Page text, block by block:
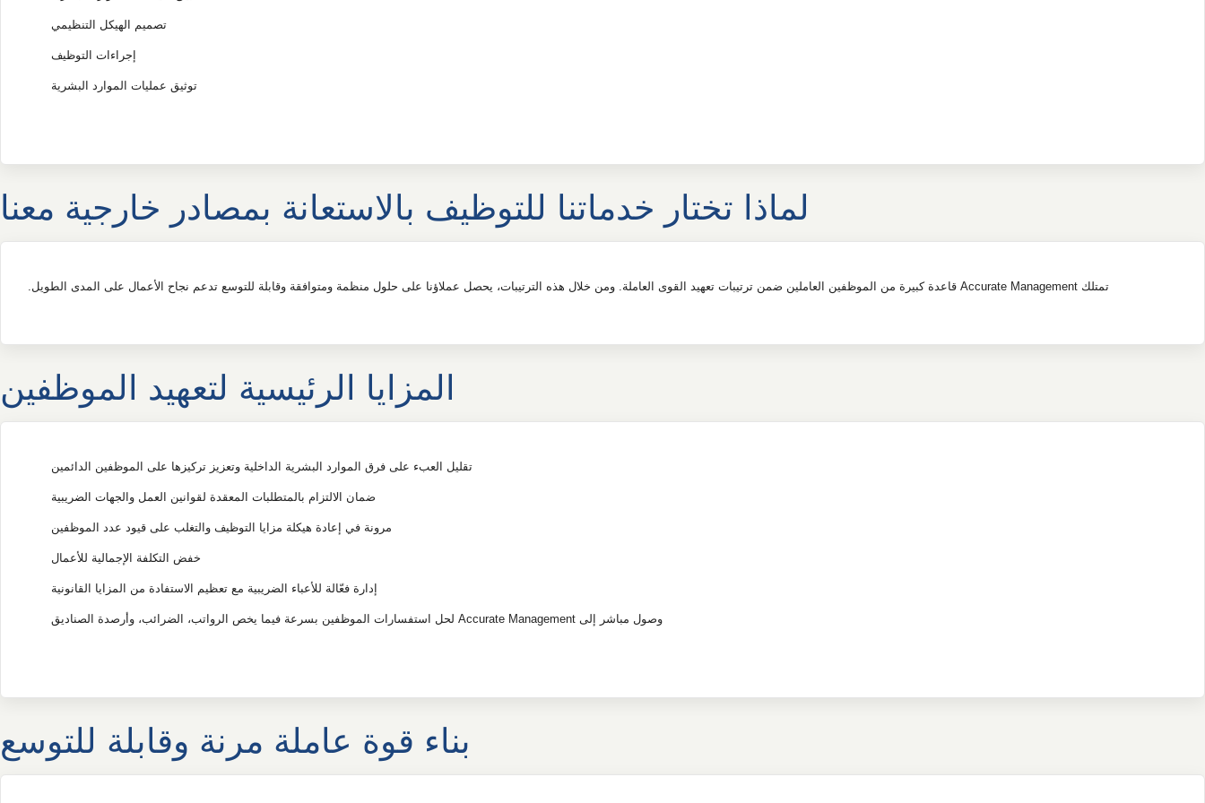
تصميم الهيكل التنظيمي
إجراءات التوظيف
توثيق عمليات الموارد البشرية
لماذا تختار خدماتنا للتوظيف بالاستعانة بمصادر خارجية معنا
تمتلك Accurate Management قاعدة كبيرة من الموظفين العاملين ضمن ترتيبات تعهيد القوى العاملة. ومن خلال هذه الترتيبات، يحصل عملاؤنا على حلول منظمة ومتوافقة وقابلة للتوسع تدعم نجاح الأعمال على المدى الطويل.
المزايا الرئيسية لتعهيد الموظفين
تقليل العبء على فرق الموارد البشرية الداخلية وتعزيز تركيزها على الموظفين الدائمين
ضمان الالتزام بالمتطلبات المعقدة لقوانين العمل والجهات الضريبية
مرونة في إعادة هيكلة مزايا التوظيف والتغلب على قيود عدد الموظفين
خفض التكلفة الإجمالية للأعمال
إدارة فعّالة للأعباء الضريبية مع تعظيم الاستفادة من المزايا القانونية
وصول مباشر إلى Accurate Management لحل استفسارات الموظفين بسرعة فيما يخص الرواتب، الضرائب، وأرصدة الصناديق
بناء قوة عاملة مرنة وقابلة للتوسع